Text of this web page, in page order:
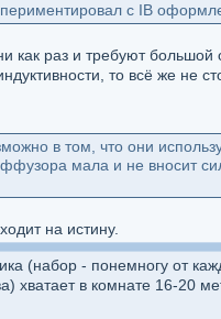
с IB
как раз и требуют
то всё же не
в том, что они
мала и не вносит
на истину.
(набор - понемногу от
хватает в комнате 16-20